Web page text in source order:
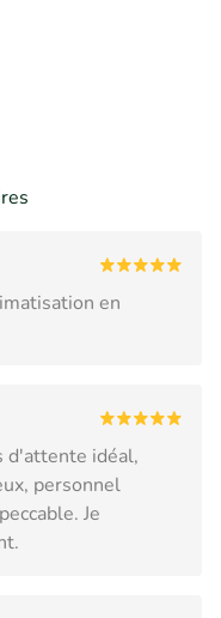
en
d'attente idéal,
personnel
Je